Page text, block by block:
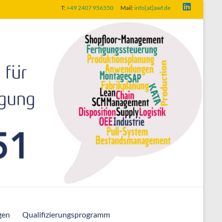
T:+49 2407 956550 Mail:info[at]awf.de
Qualifizierungsprogramm